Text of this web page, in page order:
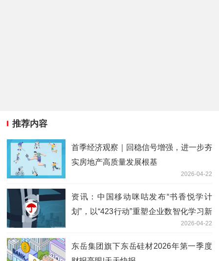
推荐内容
首季经济观察｜回稳信号增强，进一步夯
实房地产高质量发展根基
2026-04-22
资讯：中国移动咪咕发布“书香悦学计
划”，以“423行动”重塑企业数智化学习新
2026-04-22
东岳集团旗下东岳硅材2026年第一季度